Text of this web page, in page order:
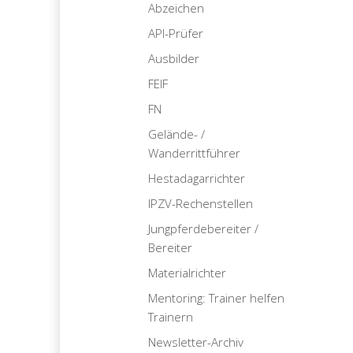
Abzeichen
API-Prüfer
Ausbilder
FEIF
FN
Gelände- /
Wanderrittführer
Hestadagarrichter
IPZV-Rechenstellen
Jungpferdebereiter /
Bereiter
Materialrichter
Mentoring: Trainer helfen
Trainern
Newsletter-Archiv